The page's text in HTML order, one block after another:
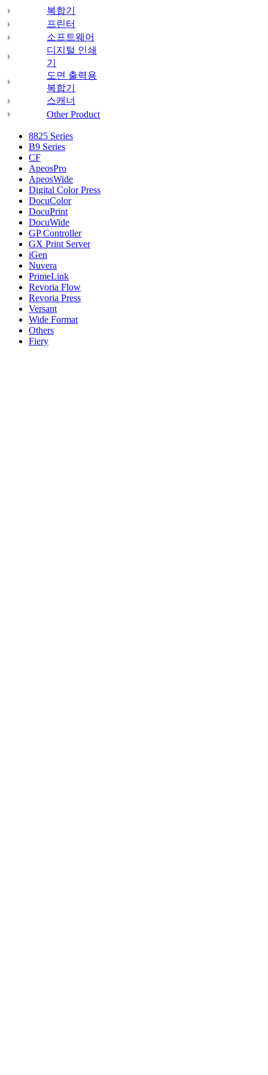
복합기
프린터
소프트웨어
디지털 인쇄
기
도면 출력용
복합기
스캐너
Other Product
8825 Series
B9 Series
CF
ApeosPro
ApeosWide
Digital Color Press
DocuColor
DocuPrint
DocuWide
GP Controller
GX Print Server
iGen
Nuvera
PrimeLink
Revoria Flow
Revoria Press
Versant
Wide Format
Others
Fiery